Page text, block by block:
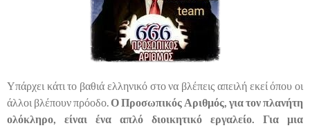
Υπάρχει κάτι το βαθιά ελληνικό στο να βλέπεις απειλή εκεί όπου οι
άλλοι βλέπουν πρόοδο.Ο Προσωπικός Αριθμός, για τον πλανήτη
ολόκληρο, είναι ένα απλό διοικητικό εργαλείο. Για μια